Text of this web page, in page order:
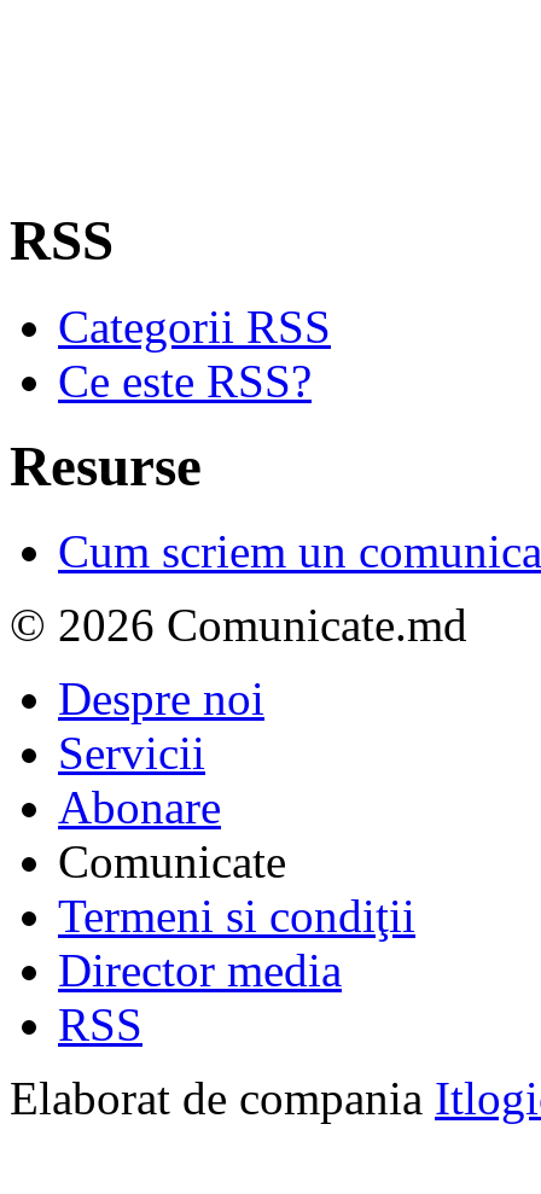
RSS
Categorii RSS
Ce este RSS?
Resurse
Cum scriem un
© 2026 Comunicate.md
Despre noi
Servicii
Abonare
Comunicate
Termeni si condiţii
Director media
RSS
Elaborat de compania